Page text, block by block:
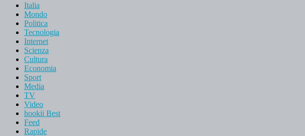
Italia
Mondo
Politica
Tecnologia
Internet
Scienza
Cultura
Economia
Sport
Media
TV
Video
hookii Best
Feed
Rapide